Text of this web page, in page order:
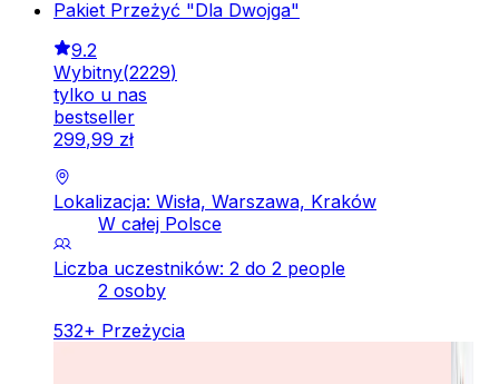
Pakiet Przeżyć "Dla Dwojga"
9.2
Wybitny(2229)
tylko u nas
bestseller
299,99 zł
Lokalizacja: Wisła, Warszawa, Kraków
W całej Polsce
Liczba uczestników: 2 do 2 people
2 osoby
532+ Przeżycia